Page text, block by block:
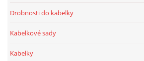
Drobnosti do kabelky
Kabelkové sady
Kabelky